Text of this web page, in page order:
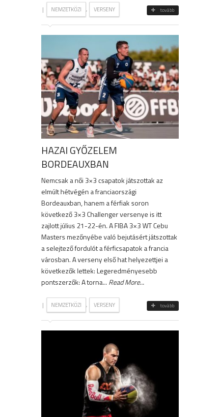
| NEMZETKÖZI , VERSENY tovább
HAZAI GYŐZELEM
BORDEAUXBAN
Nemcsak a női 3×3 csapatok játszottak az
elmúlt hétvégén a franciaországi
Bordeauxban, hanem a férfiak soron
következő 3×3 Challenger versenye is itt
zajlott július 21-22-én. A FIBA 3×3 WT Cebu
Masters mezőnyébe való bejutásért játszottak
a selejtező fordulót a férficsapatok a francia
városban. A verseny első hat helyezettjei a
következők lettek: Legeredményesebb
pontszerzők: A torna... Read More...
| NEMZETKÖZI , VERSENY tovább